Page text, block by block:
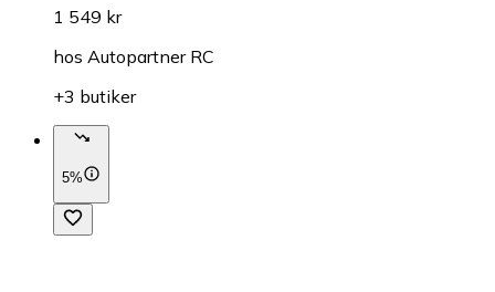
1 549 kr
hos Autopartner RC
+3 butiker
5%